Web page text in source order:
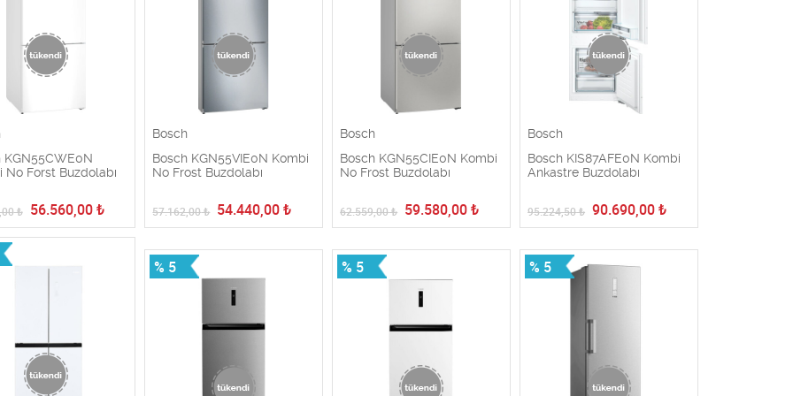
KGN55CWE0N
No Forst Buzdolabı
₺ 56.560,00₺
Bosch
Bosch KGN55VIE0N Kombi
No Frost Buzdolabı
57.162,00₺ 54.440,00 ₺
Bosch
Bosch KGN55CIE0N Kombi
No Frost Buzdolabı
62.559,00₺ 59.580,00 ₺
Bosch
Bosch KIS87AFE0N Kombi
Ankastre Buzdolabı
95.224,50₺ 90.690,00 ₺
% 5 % 5 % 5